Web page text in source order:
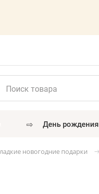
⇨ день рождения
новогодние подарки